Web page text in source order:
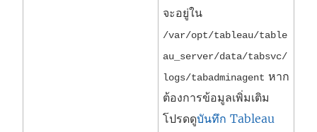
จะอยู่ใน
/var/opt/tableau/table
au_server/data/tabsvc/
logs/tabadminagent หาก
ต้องการข้อมูลเพิ่มเติม
โปรดดูบันทึก Tableau